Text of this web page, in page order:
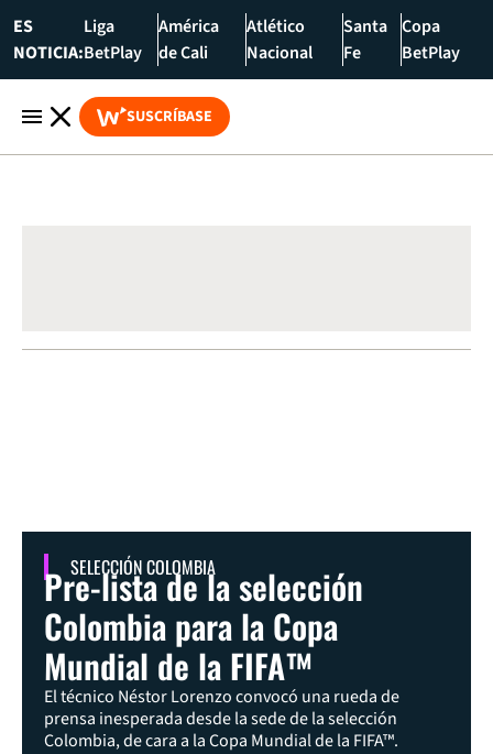
ES
NOTICIA:
Liga
BetPlay
América
de Cali
Atlético
Nacional
Santa
Fe
Copa
BetPlay
SUSCRÍBASE
SELECCIÓN COLOMBIA
Pre-lista de la selección
Colombia para la Copa
Mundial de la FIFA™
El técnico Néstor Lorenzo convocó una rueda de
prensa inesperada desde la sede de la selección
Colombia, de cara a la Copa Mundial de la FIFA™.